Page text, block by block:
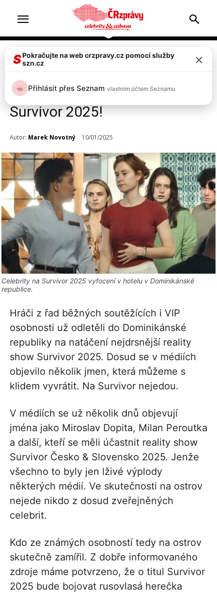
Celebrity Televize & zábava Top 2
Exkluzivně: První skutečně
potvrzená jména celebrit na
Survivor 2025!
Autor: Marek Novotný 10/01/2025
Celebrity na Survivor 2025 vyfocení v hotelu v Dominikánské
republice.
Hráči z řad běžných soutěžících i VIP
osobnosti už odletěli do Dominikánské
republiky na natáčení nejdrsnější reality
show Survivor 2025. Dosud se v médiích
objevilo několik jmen, která můžeme s
klidem vyvrátit. Na Survivor nejedou.
V médiích se už několik dnů objevují
jména jako Miroslav Dopita, Milan Peroutka
a další, kteří se měli účastnit reality show
Survivor Česko & Slovensko 2025. Jenže
všechno to byly jen lživé výplody
některých médií. Ve skutečnosti na ostrov
nejede nikdo z dosud zveřejněných
celebrit.
Kdo ze známých osobností tedy na ostrov
skutečně zamířil. Z dobře informovaného
zdroje máme potvrzeno, že o titul Survivor
2025 bude bojovat rusovlasá herečka
SPokračujte na web crzpravy.cz pomocí služby
szn.cz
×
Přihlásit přes Seznam vlastním účtem Seznamu